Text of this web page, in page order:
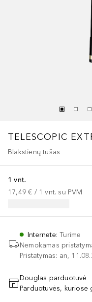
TELESCOPIC
Blakstienų tušas
1 vnt.
17,49 € / 1 vnt. su PVM
Internete:Turime
Nemokamas
Pristatymas: an,
Douglas parduotuvė
Parduotuvės, kuriose